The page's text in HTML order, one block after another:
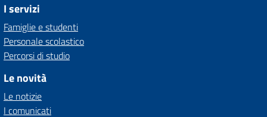
I servizi
Famiglie e studenti
Personale scolastico
Percorsi di studio
Le novità
Le notizie
I comunicati